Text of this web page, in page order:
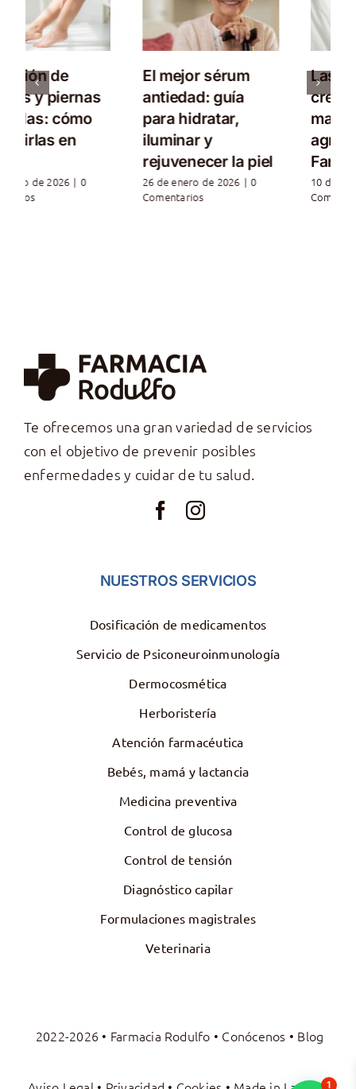
Las mejores
cremas para
manos secas y
agrietadas de
10 de diciembre de 2025 | 0
Comentarios
Champú ideal para
caída de pelo en
farmacias ¡Aquí
los mejores!
23 de septiembre de
2025
| 0 Comentarios
Te ofrecemos una gran variedad de servicios
con el objetivo de prevenir posibles
enfermedades y cuidar de tu salud.
NUESTROS SERVICIOS
Dosificación de medicamentos
Servicio de Psiconeuroinmunología
Dermocosmética
Herboristería
Atención farmacéutica
Bebés, mamá y lactancia
Medicina preventiva
Control de glucosa
Control de tensión
Diagnóstico capilar
Formulaciones magistrales
Veterinaria
2022-2026 • Farmacia Rodulfo • Conócenos • Blog
1